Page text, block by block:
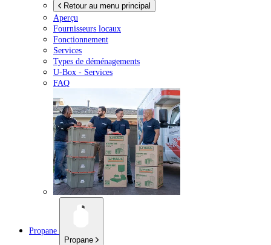
Retour au menu principal
Aperçu
Fournisseurs locaux
Fonctionnement
Services
Types de déménagements
U-Box - Services
FAQ
Propane
Propane